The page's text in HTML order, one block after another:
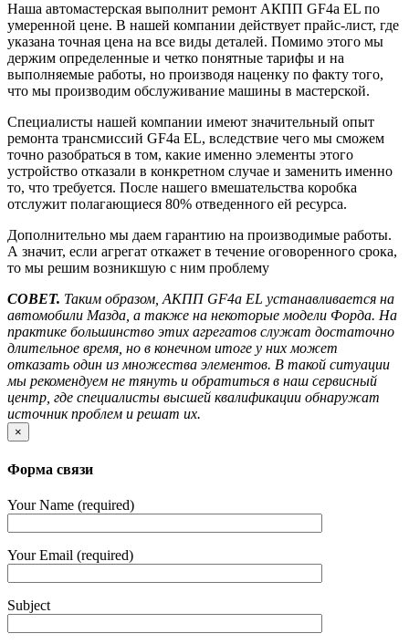
Наша автомастерская выполнит ремонт АКПП GF4a EL по
умеренной цене. В нашей компании действует прайс-лист, где
указана точная цена на все виды деталей. Помимо этого мы
держим определенные и четко понятные тарифы и на
выполняемые работы, но производя наценку по факту того,
что мы производим обслуживание машины в мастерской.
Специалисты нашей компании имеют значительный опыт
ремонта трансмиссий GF4a EL, вследствие чего мы сможем
точно разобраться в том, какие именно элементы этого
устройство отказали в конкретном случае и заменить именно
то, что требуется. После нашего вмешательства коробка
отслужит полагающиеся 80% отведенного ей ресурса.
Дополнительно мы даем гарантию на производимые работы.
А значит, если агрегат откажет в течение оговоренного срока,
то мы решим возникшую с ним проблему
СОВЕТ. Таким образом, АКПП GF4a EL устанавливается на
автомобили Мазда, а также на некоторые модели Форда. На
практике большинство этих агрегатов служат достаточно
длительное время, но в конечном итоге у них может
отказать один из множества элементов. В такой ситуации
мы рекомендуем не тянуть и обратиться в наш сервисный
центр, где специалисты высшей квалификации обнаружат
источник проблем и решат их.
×
Форма связи
Your Name (required)
Your Email (required)
Subject